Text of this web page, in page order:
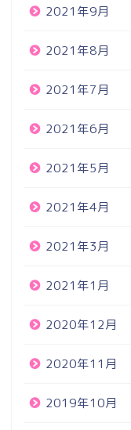
2021年9月
2021年8月
2021年7月
2021年6月
2021年5月
2021年4月
2021年3月
2021年1月
2020年12月
2020年11月
2019年10月